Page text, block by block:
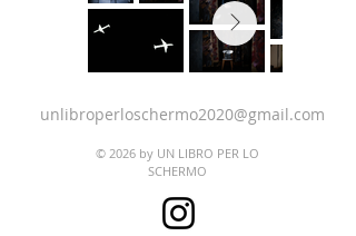
unlibroperloschermo2020@gmail.com
© 2026 by UN LIBRO PER LO
SCHERMO